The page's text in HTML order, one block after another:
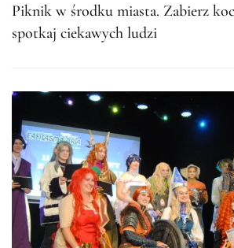
Piknik w środku miasta. Zabierz
spotkaj ciekawych ludzi